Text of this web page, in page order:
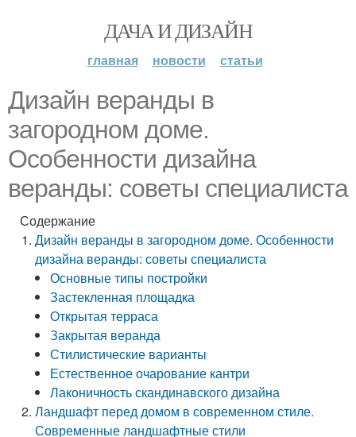
ДАЧА И ДИЗАЙН
главная новости статьи
Дизайн веранды в
загородном доме.
Особенности дизайна
веранды: советы специалиста
Содержание
Дизайн веранды в загородном доме. Особенности
дизайна веранды: советы специалиста
Основные типы постройки
Застекленная площадка
Открытая терраса
Закрытая веранда
Стилистические варианты
Естественное очарование кантри
Лаконичность скандинавского дизайна
Ландшафт перед домом в современном стиле.
Современные ландшафтные стили